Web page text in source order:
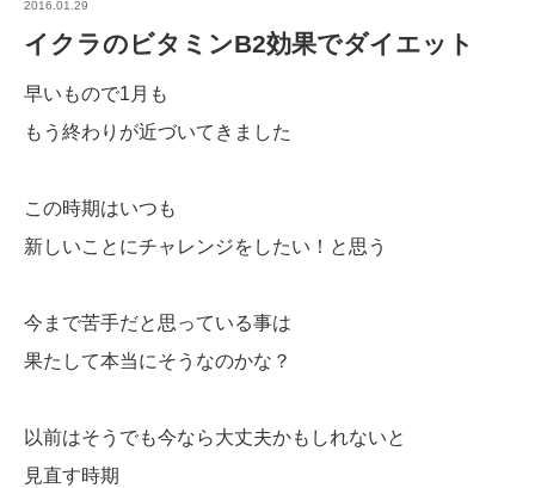
2016.01.29
イクラのビタミンB2効果でダイエット
早いもので1月も
もう終わりが近づいてきました
この時期はいつも
新しいことにチャレンジをしたい！と思う
今まで苦手だと思っている事は
果たして本当にそうなのかな？
以前はそうでも今なら大丈夫かもしれないと
見直す時期